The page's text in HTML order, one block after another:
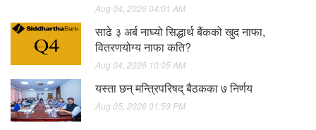
Aug 04, 2026 04:01 AM
साढे ३ अर्ब नाघ्यो सिद्धार्थ बैंकको खुद नाफा,
वितरणयोग्य नाफा कति?
Aug 04, 2026 10:05 AM
यस्ता छन् मन्त्रिपरिषद् बैठकका ७ निर्णय
Aug 05, 2026 01:59 PM